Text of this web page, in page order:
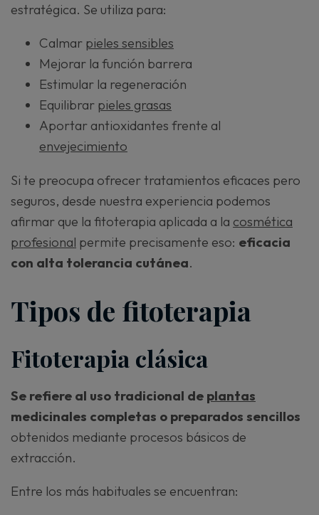
estratégica. Se utiliza para:
Calmar pieles sensibles
Mejorar la función barrera
Estimular la regeneración
Equilibrar pieles grasas
Aportar antioxidantes frente al
envejecimiento
Si te preocupa ofrecer tratamientos eficaces pero
seguros, desde nuestra experiencia podemos
afirmar que la fitoterapia aplicada a la cosmética
profesional permite precisamente eso: eficacia
con alta tolerancia cutánea.
Tipos de fitoterapia
Fitoterapia clásica
Se refiere al uso tradicional de plantas
medicinales completas o preparados sencillos
obtenidos mediante procesos básicos de
extracción.
Entre los más habituales se encuentran: